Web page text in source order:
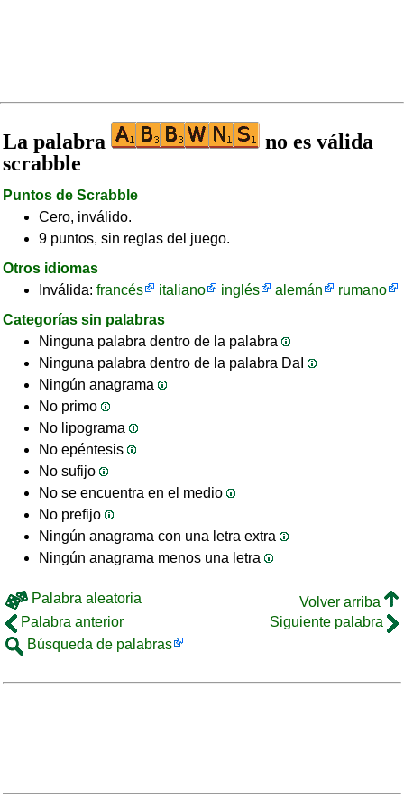
La palabra
no es válida
scrabble
Puntos de Scrabble
Cero, inválido.
9 puntos, sin reglas del juego.
Otros idiomas
Inválida: francés italiano inglés alemán
rumano
Categorías sin palabras
Ninguna palabra dentro de la palabra
Ninguna palabra dentro de la palabra DaI
Ningún anagrama
No primo
No lipograma
No epéntesis
No sufijo
No se encuentra en el medio
No prefijo
Ningún anagrama con una letra extra
Ningún anagrama menos una letra
Palabra aleatoria
Volver arriba
Palabra anterior
Siguiente palabra
Búsqueda de palabras